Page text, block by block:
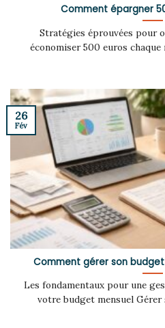
Comment épargner
Stratégies éprouvées pour
économiser 500 euros
Comment gérer son
Les fondamentaux pour une
votre budget mensuel Gérer
26
Fév